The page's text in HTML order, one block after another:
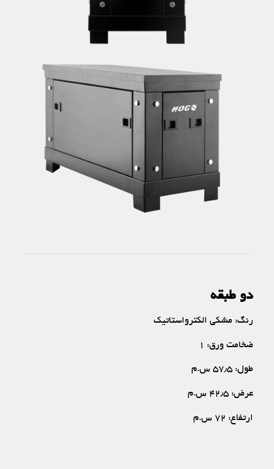
دو طبقه
رنگ: مشکی الکترواستاتیک
ضخامت ورق: ۱
طول: ۵۷٫۵ س.م
عرض: ۴۲٫۵ س.م
ارتفاع: ۷۲ س.م